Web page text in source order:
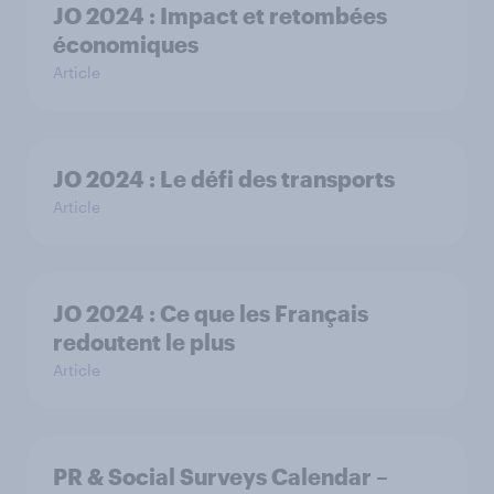
JO 2024 : Impact et retombées
économiques
Article
JO 2024 : Le défi des transports
Article
JO 2024 : Ce que les Français
redoutent le plus
Article
PR & Social Surveys Calendar –